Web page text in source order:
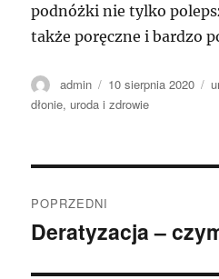
podnóżki nie tylko
także poręczne i bardzo
Autor
admin
Data
publikacji
10 sierpnia 2020
dłonie, uroda i zdrowie
wpisu
POPRZEDNI
Poprzedni
Deratyzacja –